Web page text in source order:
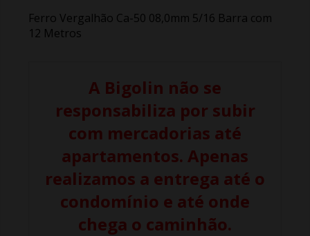
Ferro Vergalhão Ca-50 08,0mm 5/16 Barra com
12 Metros
A Bigolin não se
responsabiliza por subir
com mercadorias até
apartamentos. Apenas
realizamos a entrega até o
condomínio e até onde
chega o caminhão.